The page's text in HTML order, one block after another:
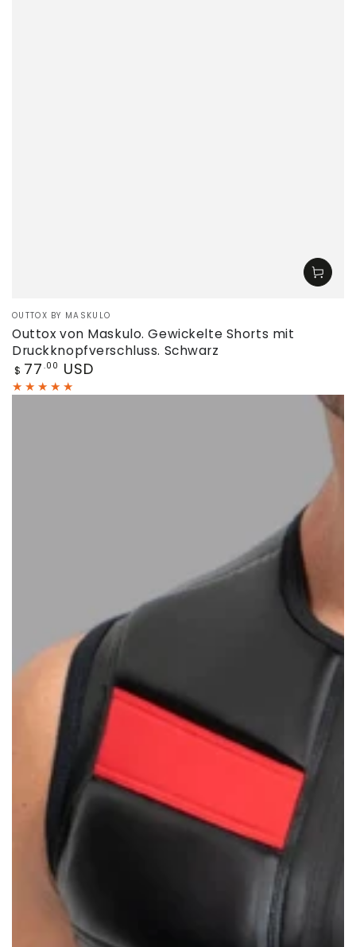
Verkäufer/in:
OUTTOX BY MASKULO
Outtox von Maskulo. Gewickelte Shorts mit
Druckknopfverschluss. Schwarz
Regulärer
Preis
$ 77 .00 USD